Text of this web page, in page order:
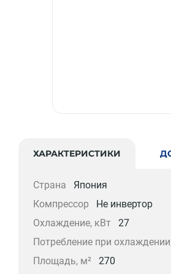
ХАРАКТЕРИСТИКИ
Страна Япония
Компрессор
Не инвертор
Охлаждение, кВт
27
Потребление при
Площадь, м²
270